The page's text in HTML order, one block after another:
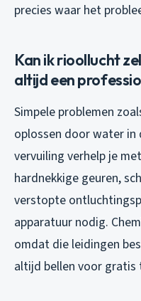
precies waar het
Kan ik rioollucht
altijd een
Simpele problemen
oplossen door water
vervuiling verhelp je
hardnekkige geuren,
verstopte
apparatuur nodig.
omdat die leidingen
altijd bellen voor gratis